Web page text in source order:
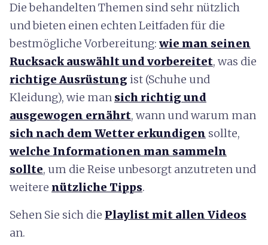
Die behandelten Themen sind sehr nützlich
und bieten einen echten Leitfaden für die
bestmögliche Vorbereitung: wie man seinen
Rucksack auswählt und vorbereitet, was die
richtige Ausrüstung ist (Schuhe und
Kleidung), wie man sich richtig und
ausgewogen ernährt, wann und warum man
sich nach dem Wetter erkundigen sollte,
welche Informationen man sammeln
sollte, um die Reise unbesorgt anzutreten und
weitere nützliche Tipps.
Sehen Sie sich die Playlist mit allen Videos
an.